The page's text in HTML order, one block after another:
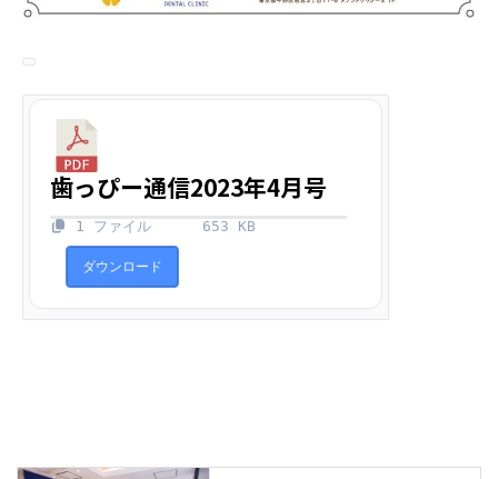
歯っぴー通信2023年4月号
1 ファイル 653 KB
ダウンロード